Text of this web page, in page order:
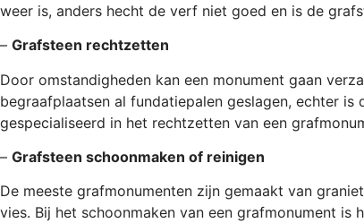
weer is, anders hecht de verf niet goed en is de
– Grafsteen rechtzetten
Door omstandigheden kan een monument gaan
begraafplaatsen al fundatiepalen geslagen, echter
gespecialiseerd in het rechtzetten van een
– Grafsteen schoonmaken of reinigen
De meeste grafmonumenten zijn gemaakt van
vies. Bij het schoonmaken van een grafmonument